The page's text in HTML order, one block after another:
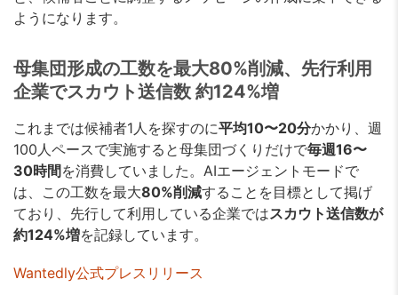
ようになります。
母集団形成の工数を最大80%削減、先行利用
企業でスカウト送信数 約124%増
これまでは候補者1人を探すのに平均10〜20分かかり、週
100人ペースで実施すると母集団づくりだけで毎週16〜
30時間を消費していました。AIエージェントモードで
は、この工数を最大80%削減することを目標として掲げ
ており、先行して利用している企業ではスカウト送信数が
約124%増を記録しています。
Wantedly公式プレスリリース